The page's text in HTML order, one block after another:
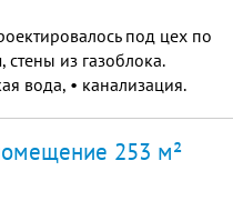
под цех по
из газоблока.
вода, • канализация.
253 м²